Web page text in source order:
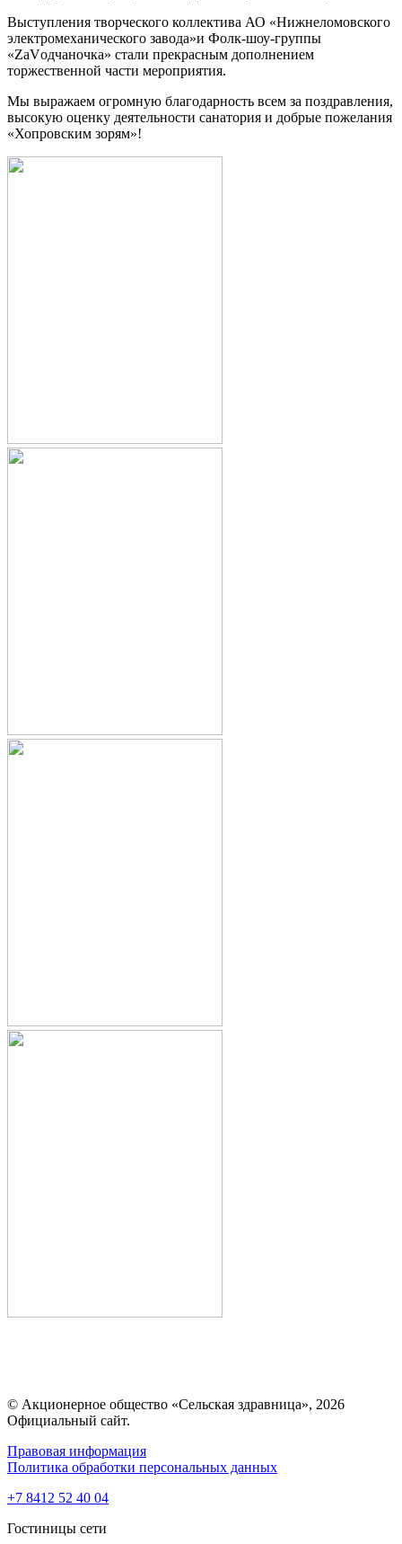
Выступления творческого коллектива АО «Нижнеломовского
электромеханического завода»и Фолк-шоу-группы
«ZaVодчаночка» стали прекрасным дополнением
торжественной части мероприятия.
Мы выражаем огромную благодарность всем за поздравления,
высокую оценку деятельности санатория и добрые пожелания
«Хопровским зорям»!
© Акционерное общество «Сельская здравница», 2026
Официальный сайт.
Правовая информация
Политика обработки персональных данных
+7 8412 52 40 04
Гостиницы сети